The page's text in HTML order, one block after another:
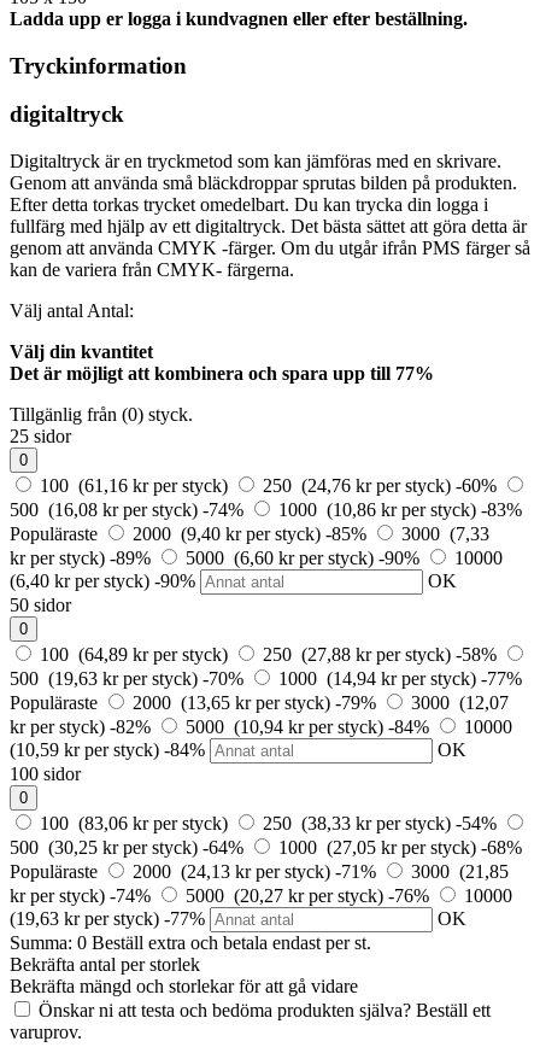
Ladda upp er logga i kundvagnen eller efter beställning.
Tryckinformation
digitaltryck
Digitaltryck är en tryckmetod som kan jämföras med en skrivare.
Genom att använda små bläckdroppar sprutas bilden på produkten.
Efter detta torkas trycket omedelbart. Du kan trycka din logga i
fullfärg med hjälp av ett digitaltryck. Det bästa sättet att göra detta är
genom att använda CMYK -färger. Om du utgår ifrån PMS färger så
kan de variera från CMYK- färgerna.
Välj antal Antal:
Välj din kvantitet
Det är möjligt att kombinera och spara upp till 77%
Tillgänlig från (0) styck.
25 sidor
0
100 (61,16 kr per styck) 250 (24,76 kr per styck) -60%
500 (16,08 kr per styck) -74% 1000 (10,86 kr per styck) -83%
Populäraste
2000 (9,40 kr per styck) -85%
3000 (7,33
kr per styck) -89% 5000 (6,60 kr per styck) -90%
10000
(6,40 kr per styck) -90%
OK
50 sidor
0
100 (64,89 kr per styck) 250 (27,88 kr per styck) -58%
500 (19,63 kr per styck) -70% 1000 (14,94 kr per styck) -77%
Populäraste
2000 (13,65 kr per styck) -79%
3000 (12,07
kr per styck) -82% 5000 (10,94 kr per styck) -84%
10000
(10,59 kr per styck) -84%
OK
100 sidor
0
100 (83,06 kr per styck) 250 (38,33 kr per styck) -54%
500 (30,25 kr per styck) -64% 1000 (27,05 kr per styck) -68%
Populäraste
2000 (24,13 kr per styck) -71%
3000 (21,85
kr per styck) -74% 5000 (20,27 kr per styck) -76%
10000
(19,63 kr per styck) -77%
OK
Summa: 0 Beställ extra och betala endast per st.
Bekräfta antal per storlek
Bekräfta mängd och storlekar för att gå vidare
Önskar ni att testa och bedöma produkten själva? Beställ ett
varuprov.